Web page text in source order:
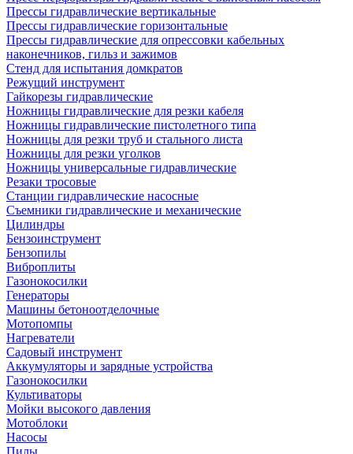
Прессы гидравлические вертикальные
Прессы гидравлические горизонтальные
Прессы гидравлические для опрессовки кабельных
наконечников, гильз и зажимов
Стенд для испытания домкратов
Режущий инструмент
Гайкорезы гидравлические
Ножницы гидравлические для резки кабеля
Ножницы гидравлические пистолетного типа
Ножницы для резки труб и стального листа
Ножницы для резки уголков
Ножницы универсальные гидравлические
Резаки тросовые
Станции гидравлические насосные
Съемники гидравлические и механические
Цилиндры
Бензоинструмент
Бензопилы
Виброплиты
Газонокосилки
Генераторы
Машины бетоноотделочные
Мотопомпы
Нагреватели
Садовый инструмент
Аккумуляторы и зарядные устройства
Газонокосилки
Культиваторы
Мойки высокого давления
Мотоблоки
Насосы
Пилы